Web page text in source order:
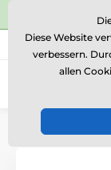
⭐Siehe 504
Rufen Sie uns an
Einführung
Diese Website
verbessern.
allen